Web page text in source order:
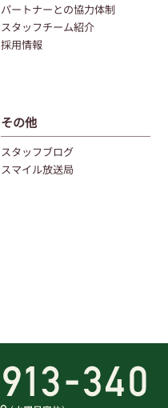
パートナーとの協力体制
スタッフチーム紹介
採用情報
その他
スタッフブログ
スマイル放送局